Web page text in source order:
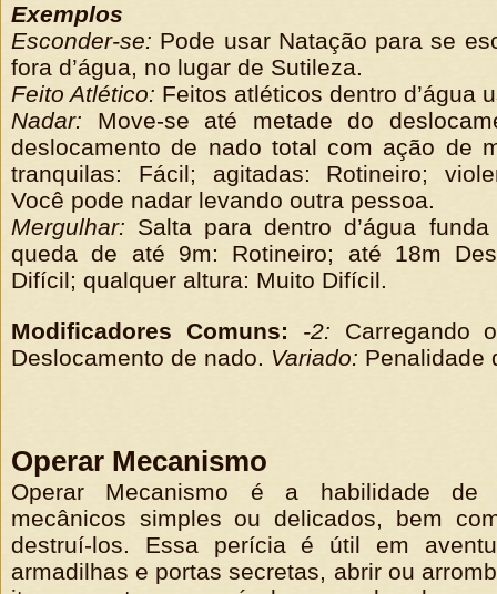
Exemplos
Esconder-se: Pode usar Natação para se
fora d’água, no lugar de Sutileza.
Feito Atlético: Feitos atléticos dentro d’água
Nadar: Move-se até metade do
deslocamento de nado total com ação de
tranquilas: Fácil; agitadas: Rotineiro;
Você pode nadar levando outra pessoa.
Mergulhar: Salta para dentro d’água
queda de até 9m: Rotineiro; até 18m
Difícil; qualquer altura: Muito Difícil.
Modificadores Comuns:
-2: Carregando
Deslocamento de nado. Variado: Penalidade
Operar Mecanismo
Operar Mecanismo é a habilidade
mecânicos simples ou delicados, bem
destruí-los. Essa perícia é útil em
armadilhas e portas secretas, abrir ou